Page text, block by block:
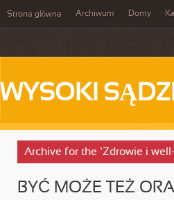
Strona główna Archiwum Domy
WYSOKI
Archive for the ‘Zdrowie i
BYĆ MOŻE TEŻ